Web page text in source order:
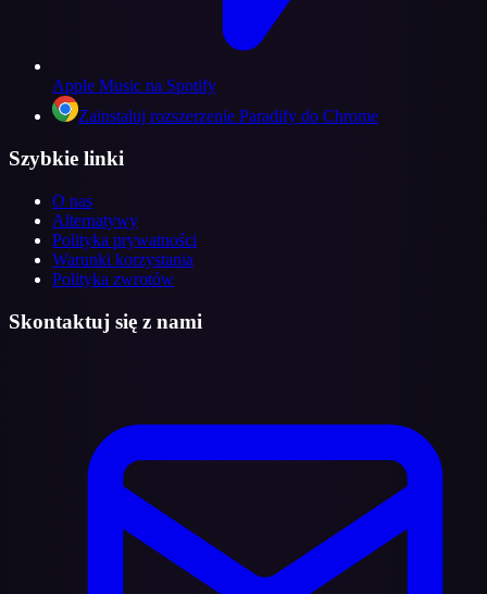
Apple Music na Spotify
Zainstaluj rozszerzenie Paradify do Chrome
Szybkie linki
O nas
Alternatywy
Polityka prywatności
Warunki korzystania
Polityka zwrotów
Skontaktuj się z nami